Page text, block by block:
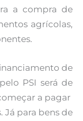
a compra de
agrícolas,
de
PSI será de
a pagar
Já para bens de